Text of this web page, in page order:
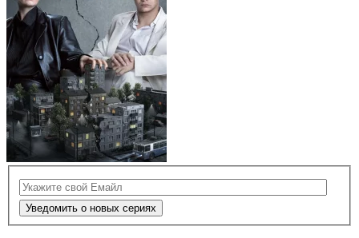
Уведомить о новых сериях